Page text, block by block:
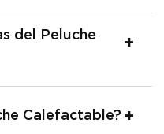
del Peluche
Calefactable?